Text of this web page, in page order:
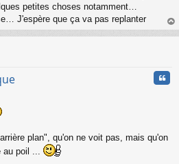
petites choses notamment…
J'espère que ça va pas replanter
au
plan", qu'on ne voit pas, mais qu'on
au poil ...